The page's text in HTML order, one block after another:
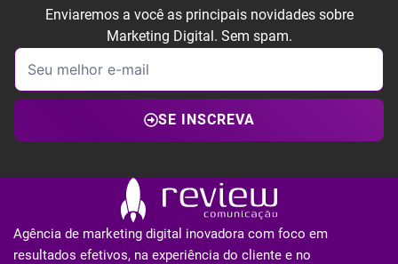
Enviaremos a você as principais novidades sobre
Marketing Digital. Sem spam.
SE INSCREVA
Agência de marketing digital inovadora com foco em
resultados efetivos, na experiência do cliente e no